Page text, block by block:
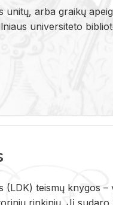
unitų, arba graikų
universiteto
(LDK) teis­mų kny­gos –